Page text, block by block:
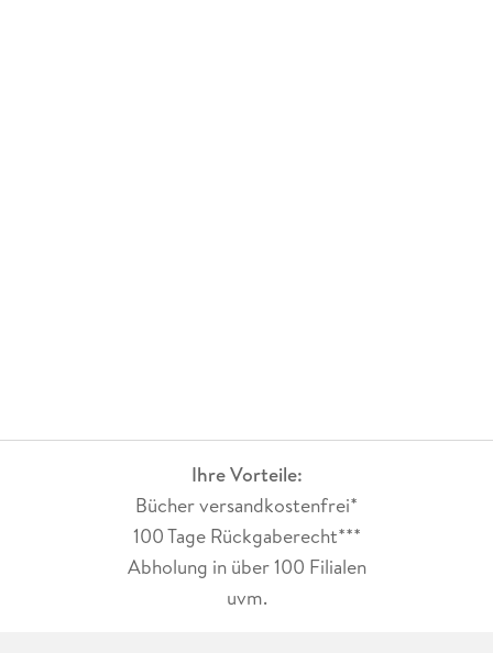
Ihre Vorteile:
Bücher versandkostenfrei*
100 Tage Rückgaberecht***
Abholung in über 100 Filialen
uvm.